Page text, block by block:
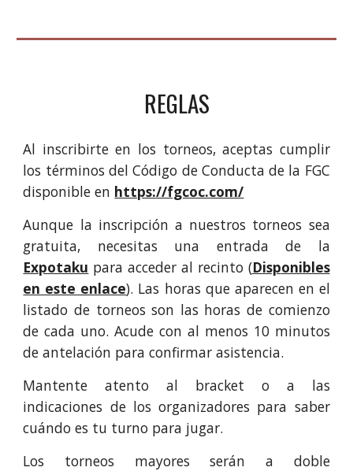
REGLAS
Al inscribirte en los torneos, aceptas cumplir
los términos del Código de Conducta de la FGC
disponible en https://fgcoc.com/
Aunque la inscripción a nuestros torneos sea
gratuita, necesitas una entrada de la
Expotaku para acceder al recinto (Disponibles
en este enlace). Las horas que aparecen en el
listado de torneos son las horas de comienzo
de cada uno. Acude con al menos 10 minutos
de antelación para confirmar asistencia.
Mantente atento al bracket o a las
indicaciones de los organizadores para saber
cuándo es tu turno para jugar.
Los torneos mayores serán a doble